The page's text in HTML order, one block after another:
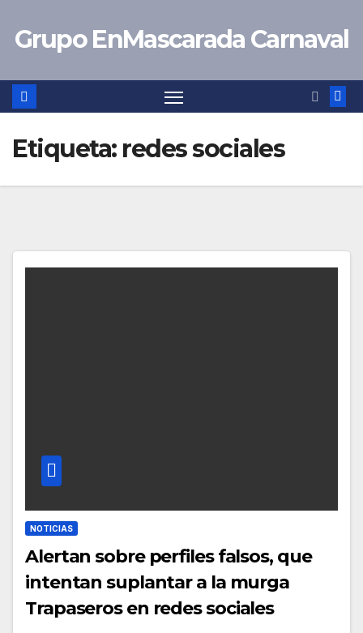
Grupo EnMascarada Carnaval
Etiqueta: redes sociales
NOTICIAS
Alertan sobre perfiles falsos, que
intentan suplantar a la murga
Trapaseros en redes sociales